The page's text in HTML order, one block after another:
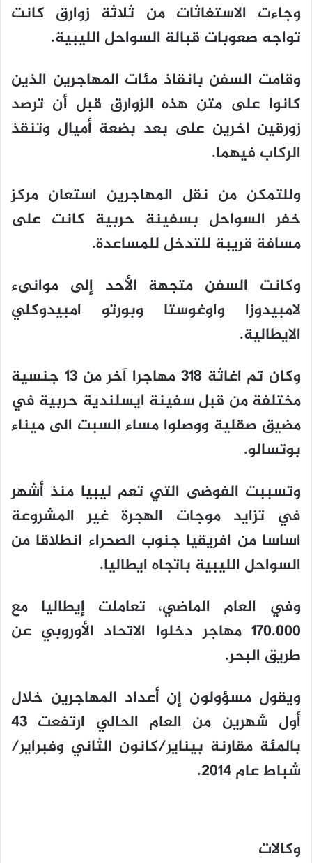
وجاءت الاستغاثات من ثلاثة زوارق كانت
تواجه صعوبات قبالة السواحل الليبية.
وقامت السفن بانقاذ مئات المهاجرين الذين
كانوا على متن هذه الزوارق قبل أن ترصد
زورقين اخرين على بعد بضعة أميال وتنقذ
الركاب فيهما.
وللتمكن من نقل المهاجرين استعان مركز
خفر السواحل بسفينة حربية كانت على
مسافة قريبة للتدخل للمساعدة.
وكانت السفن متجهة الأحد إلى موانىء
لامبيدوزا واوغوستا وبورتو امبيدوكلي
الايطالية.
وكان تم اغاثة 318 مهاجرا آخر من 13 جنسية
مختلفة من قبل سفينة ايسلندية حربية في
مضيق صقلية ووصلوا مساء السبت الى ميناء
بوتسالو.
وتسببت الفوضى التي تعم ليبيا منذ أشهر
في تزايد موجات الهجرة غير المشروعة
اساسا من افريقيا جنوب الصحراء انطلاقا من
السواحل الليبية باتجاه ايطاليا.
وفي العام الماضي، تعاملت إيطاليا مع
170.000 مهاجر دخلوا الاتحاد الأوروبي عن
طريق البحر.
ويقول مسؤولون إن أعداد المهاجرين خلال
أول شهرين من العام الحالي ارتفعت 43
بالمئة مقارنة بيناير/كانون الثاني وفبراير/
شباط عام 2014.
وكالات